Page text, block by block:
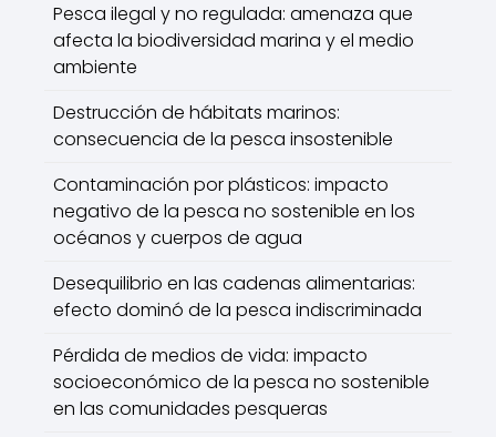
Pesca ilegal y no regulada: amenaza que
afecta la biodiversidad marina y el medio
ambiente
Destrucción de hábitats marinos:
consecuencia de la pesca insostenible
Contaminación por plásticos: impacto
negativo de la pesca no sostenible en los
océanos y cuerpos de agua
Desequilibrio en las cadenas alimentarias:
efecto dominó de la pesca indiscriminada
Pérdida de medios de vida: impacto
socioeconómico de la pesca no sostenible
en las comunidades pesqueras